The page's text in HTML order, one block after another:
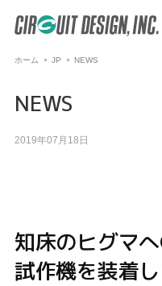
ホーム JP NEWS
NEWS
2019年07月18日
知床のヒグマ
試作機を装着